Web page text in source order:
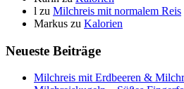
l zu Milchreis mit normalem Reis
Markus zu Kalorien
Neueste Beiträge
Milchreis mit Erdbeeren &